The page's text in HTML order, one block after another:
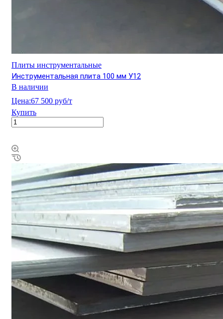
Плиты инструментальные
Инструментальная плита 100 мм У12
В наличии
Цена:67 500 руб/т
Купить